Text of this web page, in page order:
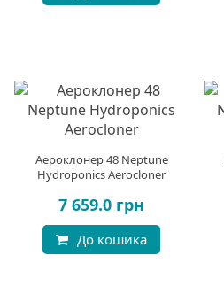
Аероклонер 48 Neptune
Hydroponics Aerocloner
7 659.0 грн
До кошика